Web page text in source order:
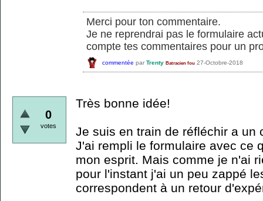
Merci pour ton commentaire.
Je ne reprendrai pas le formulaire
compte tes commentaires pour un
commentée par Trenty Batracien fou 27-Octobre-2018
0
votes
Très bonne idée!
Je suis en train de réfléchir a un
J'ai rempli le formulaire avec ce
mon esprit. Mais comme je n'ai
pour l'instant j'ai un peu zappé
correspondent à un retour